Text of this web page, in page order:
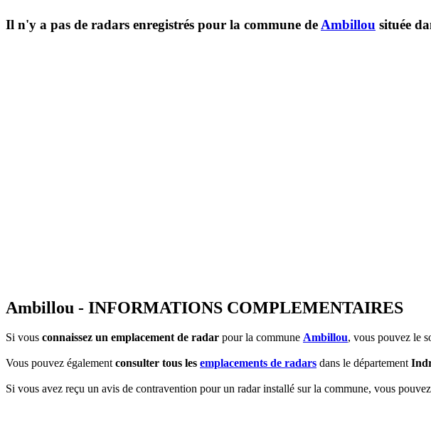
Il n'y a pas de radars enregistrés pour la commune de Ambillou située
Ambillou - INFORMATIONS COMPLEMENTAIRES
Si vous connaissez un emplacement de radar pour la commune Ambillou, vous pouvez le
Vous pouvez égalementconsulter tous les emplacements de radars dans le département
Si vous avez reçu un avis de contravention pour un radar installé sur la commune, vous